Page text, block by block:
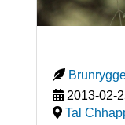
2013-02-
Tal